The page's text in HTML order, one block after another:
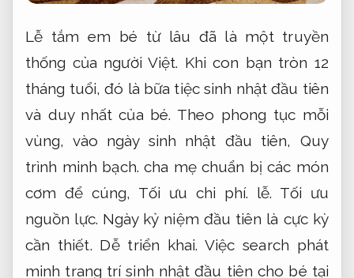
Lễ tắm em bé từ lâu đã là một truyền
thống của người Việt. Khi con bạn tròn 12
tháng tuổi, đó là bữa tiệc sinh nhật đầu tiên
và duy nhất của bé. Theo phong tục mỗi
vùng, vào ngày sinh nhật đầu tiên, Quy
trình minh bạch. cha mẹ chuẩn bị các món
cơm để cúng, Tối ưu chi phí. lễ. Tối ưu
nguồn lực. Ngày kỷ niệm đầu tiên là cực kỳ
cần thiết. Dễ triển khai. Việc search phát
minh trang trí sinh nhật đầu tiên cho bé tại